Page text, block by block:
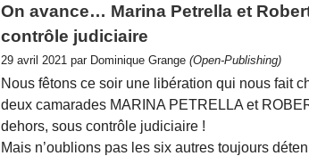
On avance… Marina Petrella et
contrôle judiciaire
29 avril 2021 par Dominique Grange (Open-Publishing)
Nous fêtons ce soir une libération qui nous fait
deux camarades MARINA PETRELLA et
dehors, sous contrôle judiciaire !
Mais n’oublions pas les six autres toujours